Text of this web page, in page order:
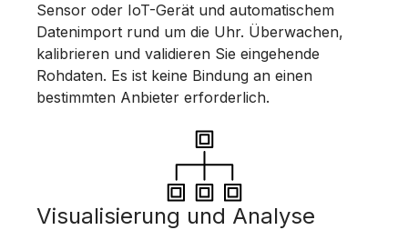
Sensor oder IoT-Gerät und automatischem
Datenimport rund um die Uhr. Überwachen,
kalibrieren und validieren Sie eingehende
Rohdaten. Es ist keine Bindung an einen
bestimmten Anbieter erforderlich.
Visualisierung und Analyse